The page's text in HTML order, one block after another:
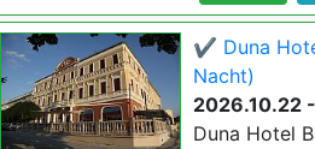
✔️ Duna
Nacht)
2026.10.22
Duna Hotel